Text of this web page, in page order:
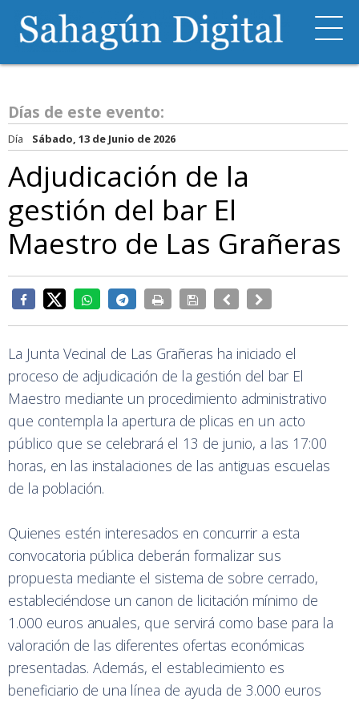
Días de este evento:
Día Sábado, 13 de Junio de 2026
Adjudicación de la
gestión del bar El
Maestro de Las Grañeras
La Junta Vecinal de Las Grañeras ha iniciado el
proceso de adjudicación de la gestión del bar El
Maestro mediante un procedimiento administrativo
que contempla la apertura de plicas en un acto
público que se celebrará el 13 de junio, a las 17:00
horas, en las instalaciones de las antiguas escuelas
de la población.
Quienes estén interesados en concurrir a esta
convocatoria pública deberán formalizar sus
propuesta mediante el sistema de sobre cerrado,
estableciéndose un canon de licitación mínimo de
1.000 euros anuales, que servirá como base para la
valoración de las diferentes ofertas económicas
presentadas. Además, el establecimiento es
beneficiario de una línea de ayuda de 3.000 euros